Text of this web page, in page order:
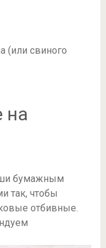
(или свиного
на
бумажным
так, чтобы
отбивные.